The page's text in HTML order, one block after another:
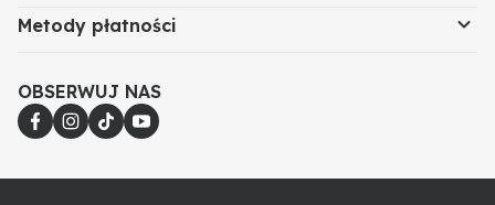
Metody płatności
OBSERWUJ NAS